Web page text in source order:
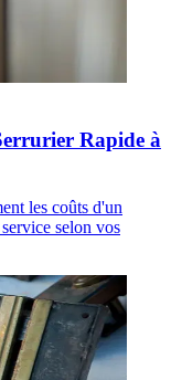
Rapide à
les coûts d'un
selon vos